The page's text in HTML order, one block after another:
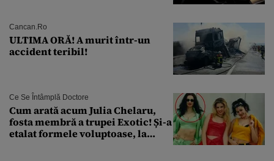
Cancan.ro
ULTIMA ORĂ! A murit într-un
accident teribil!
Ce Se Întâmplă Doctore
Cum arată acum Julia Chelaru,
fosta membră a trupei Exotic! Și-a
etalat formele voluptoase, la